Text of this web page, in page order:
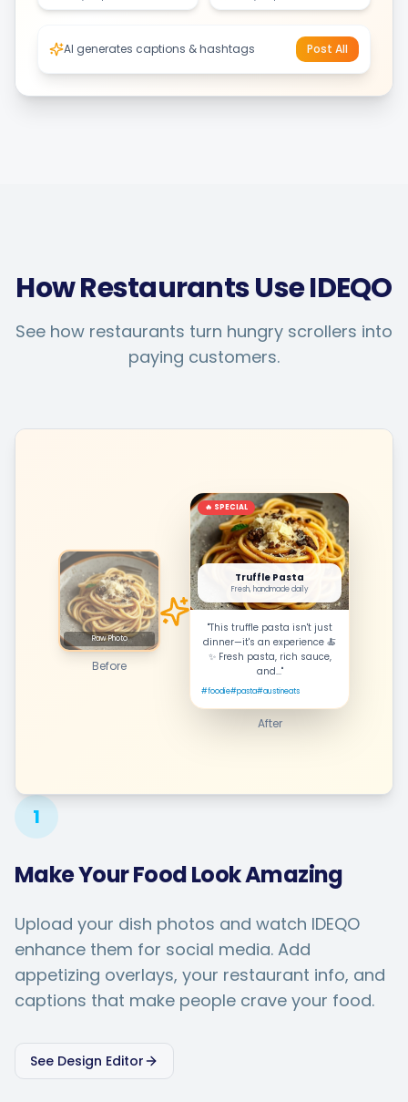
AI generates captions & hashtags Post All
How Restaurants Use IDEQO
See how restaurants turn hungry scrollers into
paying customers.
Raw Photo
Before
🔥 SPECIAL
Truffle Pasta
Fresh, handmade daily
"This truffle pasta isn't just
dinner—it's an experience 🍝
✨ Fresh pasta, rich sauce,
and..."
#foodie#pasta#austineats
After
1
Make Your Food Look Amazing
Upload your dish photos and watch IDEQO
enhance them for social media. Add
appetizing overlays, your restaurant info, and
captions that make people crave your food.
See Design Editor